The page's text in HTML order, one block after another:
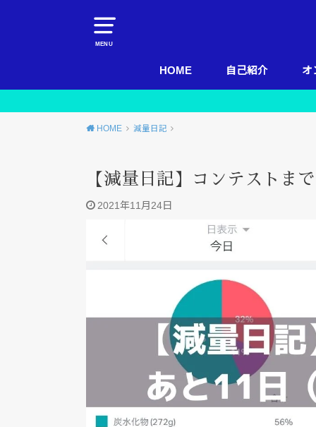
MENU
HOME 自己紹介 オ
HOME 減量日記
【減量日記】コンテストま
2021年11月24日